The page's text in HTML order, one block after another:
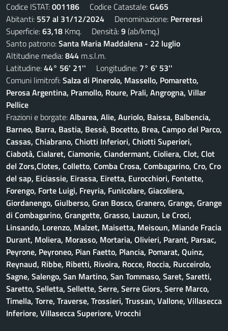
Codice ISTAT:001186 Codice Catastale:G465
Abitanti: 557 al 31/12/2024 Denominazione: Perreresi
Superficie:63,18 Kmq. Densità:9(ab/kmq.)
Santo patrono:Santa Maria Maddalena - 22 luglio
Altitudine media:844 m.s.l.m.
Latitudine:44° 56' 21'' Longitudine: 7° 6' 53''
Comuni limitrofi:Salza di Pinerolo, Massello, Pomaretto,
Perosa Argentina, Pramollo, Roure, Prali, Angrogna, Villar
Pellice
Frazioni e borgate:Albarea, Alie, Auriolo, Baissa, Balbencia,
Barneo, Barra, Bastia, Bessè, Bocetto, Brea, Campo del Parco,
Cassas, Chiabrano, Chiotti Inferiori, Chiotti Superiori,
Ciabotà, Cialaret, Ciamonie, Ciandermant, Cioliera, Clot, Clot
del Zors,Clotes, Colletto, Comba Crosa, Combagarino, Cro, Cro
del sap, Eiciassie, Eirassa, Eiretta, Eurocchiori, Fontette,
Forengo, Forte Luigi, Freyria, Funicolare, Giacoliera,
Giordanengo, Giulberso, Gran Bosco, Granero, Grange, Grange
di Combagarino, Grangette, Grasso, Lauzun, Le Croci,
Linsando, Lorenzo, Malzet, Maisetta, Meisoun, Miande Fracia
Durant, Moliera, Morasso, Mortaria, Olivieri, Parant, Parsac,
Peyrone, Peyroneo, Pian Faetto, Plancia, Pomarat, Quinz,
Reynaud, Ribbe, Ribetti, Rivoira, Rocce, Roccia, Rucceirolo,
Sagne, Salengo, San Martino, San Tommaso, Saret, Saretti,
Saretto, Selletta, Sellette, Serre, Serre Giors, Serre Marco,
Timella, Torre, Traverse, Trossieri, Trussan, Vallone, Villasecca
Inferiore, Villasecca Superiore, Vrocchi